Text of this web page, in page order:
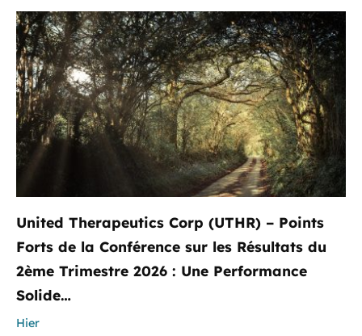
United Therapeutics Corp (UTHR) – Points
Forts de la Conférence sur les Résultats du
2ème Trimestre 2026 : Une Performance
Solide…
Hier